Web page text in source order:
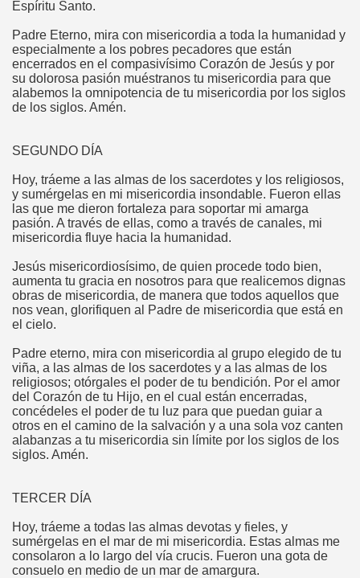
Espíritu Santo.
Padre Eterno, mira con misericordia a toda la humanidad y
especialmente a los pobres pecadores que están
encerrados en el compasivísimo Corazón de Jesús y por
su dolorosa pasión muéstranos tu misericordia para que
alabemos la omnipotencia de tu misericordia por los siglos
de los siglos. Amén.
SEGUNDO DÍA
Hoy, tráeme a las almas de los sacerdotes y los religiosos,
y sumérgelas en mi misericordia insondable. Fueron ellas
las que me dieron fortaleza para soportar mi amarga
pasión. A través de ellas, como a través de canales, mi
misericordia fluye hacia la humanidad.
Jesús misericordiosísimo, de quien procede todo bien,
aumenta tu gracia en nosotros para que realicemos dignas
obras de misericordia, de manera que todos aquellos que
nos vean, glorifiquen al Padre de misericordia que está en
el cielo.
Padre eterno, mira con misericordia al grupo elegido de tu
viña, a las almas de los sacerdotes y a las almas de los
religiosos; otórgales el poder de tu bendición. Por el amor
del Corazón de tu Hijo, en el cual están encerradas,
concédeles el poder de tu luz para que puedan guiar a
otros en el camino de la salvación y a una sola voz canten
alabanzas a tu misericordia sin límite por los siglos de los
siglos. Amén.
TERCER DÍA
Hoy, tráeme a todas las almas devotas y fieles, y
sumérgelas en el mar de mi misericordia. Estas almas me
consolaron a lo largo del vía crucis. Fueron una gota de
consuelo en medio de un mar de amargura.